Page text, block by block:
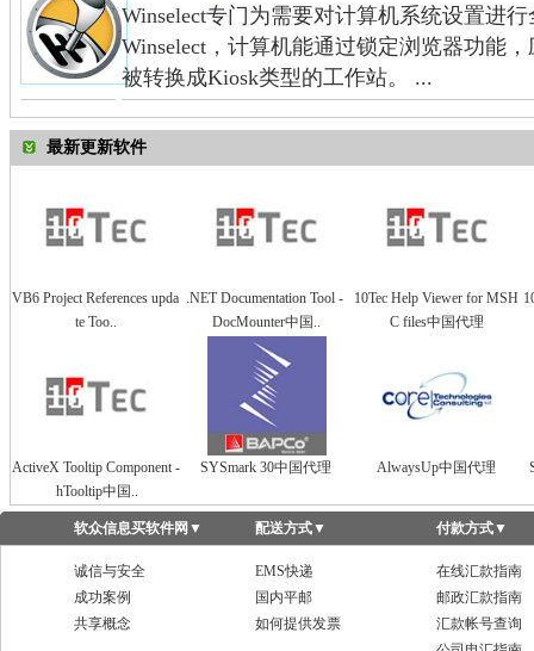
Winselect专门为需要对计算机系统设置进
Winselect，计算机能通过锁定浏览器功能
被转换成Kiosk类型的工作站。 ...
最新更新软件
VB6 Project References upda
te Too..
.NET Documentation Tool -
DocMounter中国..
10Tec Help Viewer for MSH
C files中国代理
ActiveX Tooltip Component -
hTooltip中国..
SYSmark 30中国代理 AlwaysUp中国代理
软众信息买软件网 ▼ 配送方式▼ 付款方式▼
诚信与安全 EMS快递
在线汇款指南
成功案例
国内平邮
邮政汇款指南
共享概念
如何提供发票
汇款帐号查询